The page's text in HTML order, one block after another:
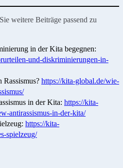
weitere Beiträge passend zu
in der Kita begegnen:
und-diskriminierungen-in-
https://kita-global.de/wie-
in der Kita: https://kita-
antirassismus-in-der-kita/
https://kita-
spielzeug/